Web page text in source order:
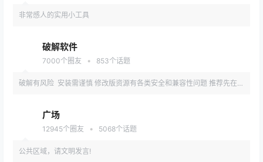
非常感人的实用小工具
破解软件
7000个圈友 • 853个话题
破解有风险 安装需谨慎 修改版资源有各类安全和兼容性问题 推荐先在备
广场
12945个圈友 • 5068个话题
公共区域，请文明发言!